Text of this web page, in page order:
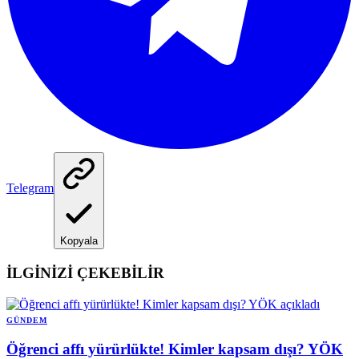
Telegram
Kopyala
İLGİNİZİ ÇEKEBİLİR
GÜNDEM
Öğrenci affı yürürlükte! Kimler kapsam dışı? YÖK